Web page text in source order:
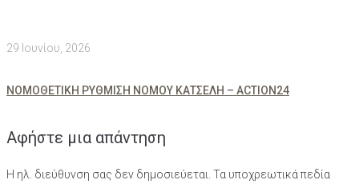
29 Ιουνίου, 2026
ΝΟΜΟΘΕΤΙΚΗ ΡΥΘΜΙΣΗ ΝΟΜΟΥ ΚΑΤΣΕΛΗ – ACTION24
Αφήστε μια απάντηση
Η ηλ. διεύθυνση σας δεν δημοσιεύεται. Τα υποχρεωτικά πεδία